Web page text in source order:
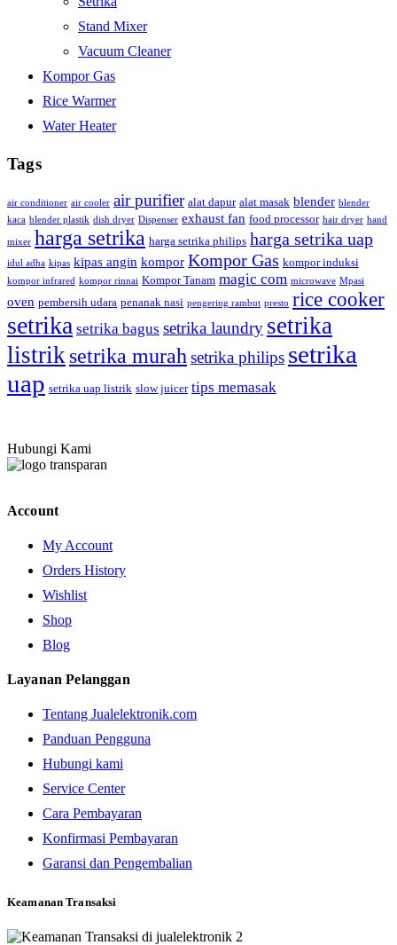
Stand Mixer
Vacuum Cleaner
Kompor Gas
Rice Warmer
Water Heater
Tags
air conditioner air cooler air purifier alat dapur alat masak blender blender
kaca blender plastik dish dryer Dispenser exhaust fan food processor hair dryer hand
mixer harga setrika harga setrika philips harga setrika uap
idul adha kipas kipas angin kompor Kompor Gas kompor induksi
kompor infrared kompor rinnai Kompor Tanam magic com microwave Mpasi
oven pembersih udara penanak nasi pengering rambut presto rice cooker
setrika setrika bagus setrika laundry setrika
listriksetrika murah setrika philips setrika
uap setrika uap listrik slow juicer tips memasak
Hubungi Kami
Account
My Account
Orders History
Wishlist
Shop
Blog
Layanan Pelanggan
Tentang Jualelektronik.com
Panduan Pengguna
Hubungi kami
Service Center
Cara Pembayaran
Konfirmasi Pembayaran
Garansi dan Pengembalian
Keamanan Transaksi